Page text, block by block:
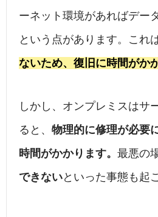
ーネット環境があればデー
という点があります。これ
ないため、復旧に時間がか
しかし、オンプレミスはサ
ると、 物理的に修理が必要
時間がかかります。 最悪の
できないといった事態も起